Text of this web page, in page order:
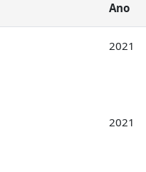
Ano
2021
2021